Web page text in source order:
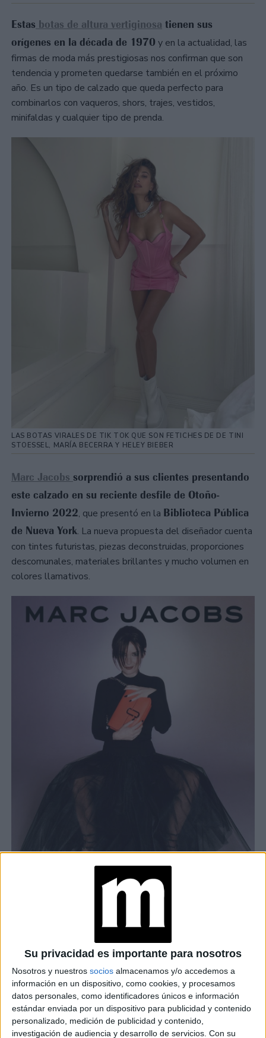
Su privacidad es importante para nosotros
Nosotros y nuestros socios almacenamos y/o accedemos a
información en un dispositivo, como cookies, y procesamos
datos personales, como identificadores únicos e información
estándar enviada por un dispositivo para publicidad y contenido
personalizado, medición de publicidad y contenido,
investigación de audiencia y desarrollo de servicios. Con su
Estas botas de altura vertiginosa tienen sus
orígenes en la década de 1970 y en la actualidad, las
firmas de moda más prestigiosas nos confirman que son
tendencia y prometen quedarse también en el próximo
año. Es un tipo de calzado que queda perfecto para
combinarlos con vaqueros, shors, trajes, vestidos,
minifaldas y cualquier tipo de prenda.
LAS BOTAS VIRALES DE TIK TOK QUE SON FETICHES DE DE TINI
STOESSEL, MARÍA BECERRA Y HELEY BIEBER
Marc Jacobs sorprendió a sus clientes presentando
este calzado en su reciente desfile de Otoño-
Invierno 2022, que presentó en la Biblioteca Pública
de Nueva York. La nueva propuesta del diseñador cuenta
con tintes futuristas, piezas deconstruidas, proporciones
descomunales, materiales brillantes y mucho volumen en
colores llamativos.
TAMBIÉN TE PUEDE INTERESAR
MOM JEANS: EL
MODELO DE DENIM
MÁS FAVORECEDOR
Y QUE NUNCA PASA
DE MODA